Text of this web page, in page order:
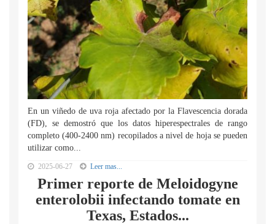
En un viñedo de uva roja afectado por la Flavescencia dorada
(FD), se demostró que los datos hiperespectrales de rango
completo (400-2400 nm) recopilados a nivel de hoja se pueden
utilizar como...
2025-06-27 Leer mas...
Primer reporte de Meloidogyne
enterolobii infectando tomate en
Texas, Estados...